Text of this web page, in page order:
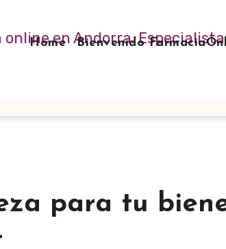
Home Bienvenido
para tu